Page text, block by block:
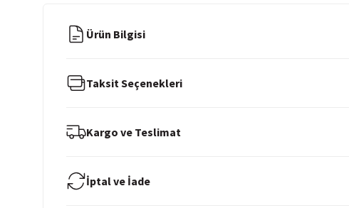
Ürün Bilgisi
Taksit Seçenekleri
Kargo ve Teslimat
İptal ve İade